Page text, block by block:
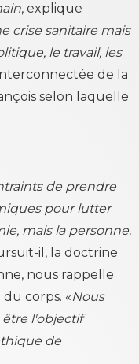
, explique
crise sanitaire mais
le travail, les
de la
selon laquelle
de prendre
pour lutter
mais la personne.
il, la doctrine
nous rappelle
corps. «Nous
l'objectif
de